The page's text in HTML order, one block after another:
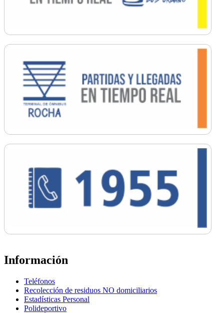
Información
Teléfonos
Recolección de residuos NO domiciliarios
Estadísticas Personal
Polideportivo